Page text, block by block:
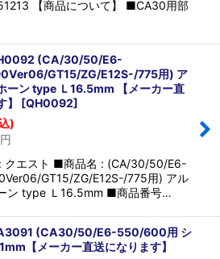
【商品について】 ■CA30用部
(CA/30/50/E6-
GT15/ZG/E12S-/775用) ア
ーン type Ｌ16.5mm 【メーカー直
】 [QH0092]
)
円
クエスト ■商品名 : (CA/30/50/E6-
GT15/ZG/E12S-/775用) アル
ン type Ｌ16.5mm ■商品番号…
(CA30/50/E6-550/600用 シ
【メーカー直送になります】